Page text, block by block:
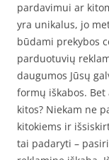
pardavimui ar
yra unikalus, jo
būdami prekybos
parduotuvių
daugumos Jūsų
formų iškabos.
kitos? Niekam ne
kitokiems ir
tai padaryti –